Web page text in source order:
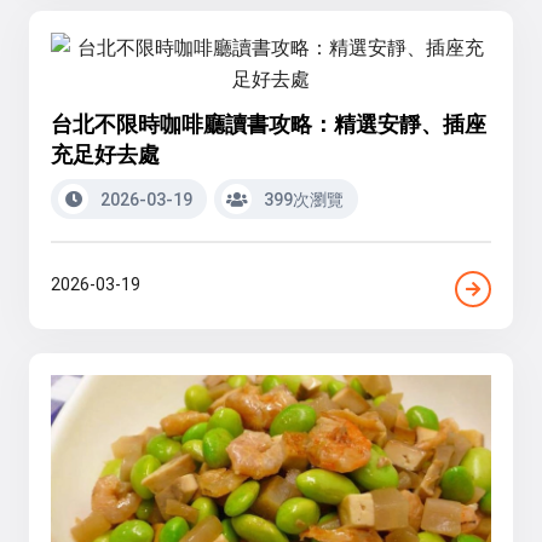
台北不限時咖啡廳讀書攻略：精選安靜、插座
充足好去處
2026-03-19 399次瀏覽
2026-03-19